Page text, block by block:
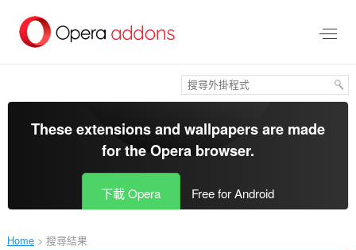
區
These extensions and wallpapers are made
for theOpera browser.
下載 Opera Free for Android
Home 搜尋結果